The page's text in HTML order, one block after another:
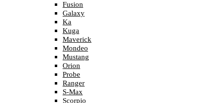
Fusion
Galaxy
Ka
Kuga
Maverick
Mondeo
Mustang
Orion
Probe
Ranger
S-Max
Scorpio